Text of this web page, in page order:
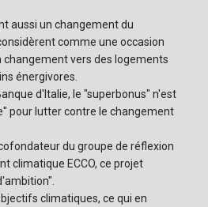
aussi un changement du
comme une occasion
vers des logements
énergivores.
d'Italie, le "superbonus" n'est
pour lutter contre le changement
du groupe de réflexion
climatique ECCO, ce projet
climatiques, ce qui en